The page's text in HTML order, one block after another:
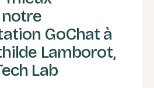
GoChat à
Lamborot,
Lab